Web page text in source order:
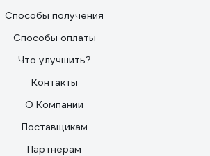
Способы получения
Способы оплаты
Что улучшить?
Контакты
О Компании
Поставщикам
Партнерам